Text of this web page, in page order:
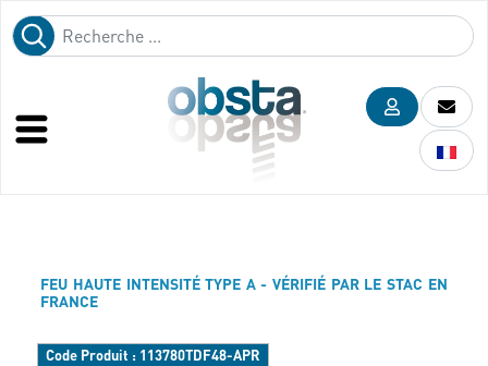
FEU HAUTE INTENSITÉ TYPE A - VÉRIFIÉ PAR LE STAC EN
FRANCE
Code Produit : 113780TDF48-APR